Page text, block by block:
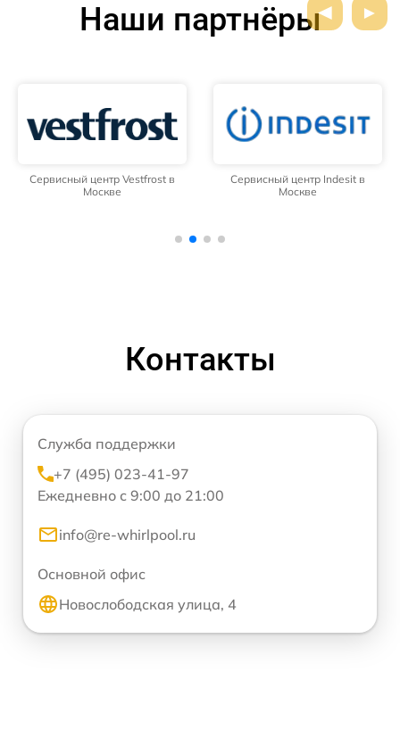
Наши партнёры
Сервисный центр Vestfrost в
Москве
Сервисный центр Indesit в
Москве
Контакты
Служба поддержки
+7 (495) 023-41-97
Ежедневно с 9:00 до 21:00
info@re-whirlpool.ru
Основной офис
Новослободская улица, 4